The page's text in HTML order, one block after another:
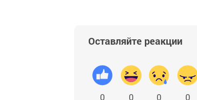
Оставляйте реакции
0 0 0 0